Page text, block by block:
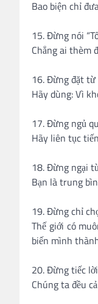
Bao biện chỉ
15. Đừng nói
Chẳng ai thèm
16. Đừng đặt từ
Hãy dùng: Vì
17. Đừng ngủ
Hãy liên tục
18. Đừng ngại
Bạn là trung
19. Đừng chỉ
Thế giới có
biến mình
20. Đừng tiếc
Chúng ta đều